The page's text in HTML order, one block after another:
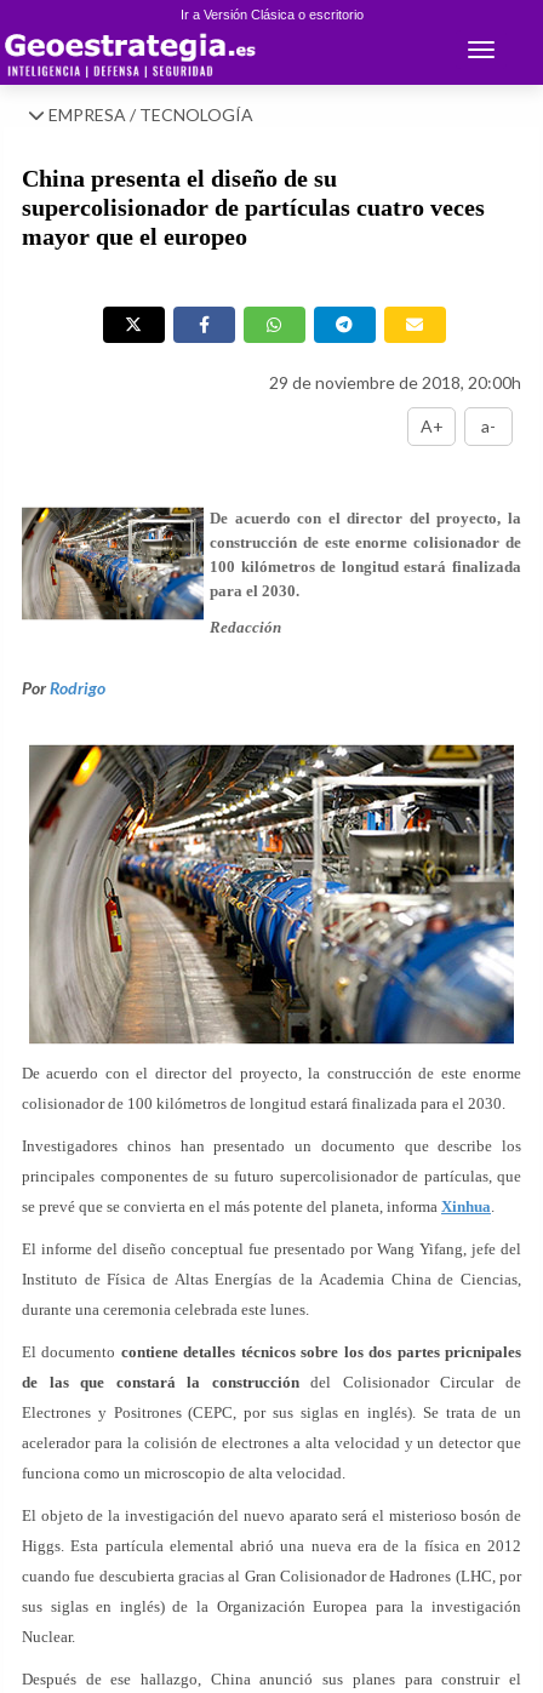
Ir a Versión Clásica o escritorio
Toggle
EMPRESA / TECNOLOGÍA
China presenta el diseño de su
supercolisionador de partículas cuatro veces
mayor que el europeo
29 de noviembre de 2018, 20:00h
A+ a-
De acuerdo con el director del proyecto, la
construcción de este enorme colisionador de
100 kilómetros de longitud estará finalizada
para el 2030.
Redacción
PorRodrigo
De acuerdo con el director del proyecto, la construcción de este enorme
colisionador de 100 kilómetros de longitud estará finalizada para el 2030.
Investigadores chinos han presentado un documento que describe los
principales componentes de su futuro supercolisionador de partículas, que
se prevé que se convierta en el más potente del planeta, informa Xinhua.
El informe del diseño conceptual fue presentado por Wang Yifang, jefe del
Instituto de Física de Altas Energías de la Academia China de Ciencias,
durante una ceremonia celebrada este lunes.
El documento contiene detalles técnicos sobre los dos partes pricnipales
de las que constará la construccióndel Colisionador Circular de
Electrones y Positrones (CEPC, por sus siglas en inglés). Se trata de un
acelerador para la colisión de electrones a alta velocidad y un detector que
funciona como un microscopio de alta velocidad.
El objeto de la investigación del nuevo aparato será el misterioso bosón de
Higgs. Esta partícula elemental abrió una nueva era de la física en 2012
cuando fue descubierta gracias al Gran Colisionador de Hadrones (LHC, por
sus siglas en inglés) de la Organización Europea para la investigación
Nuclear.
Después de ese hallazgo, China anunció sus planes para construir el